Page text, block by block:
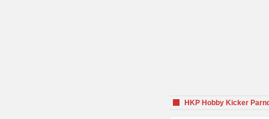
HKP Hobby Kicker